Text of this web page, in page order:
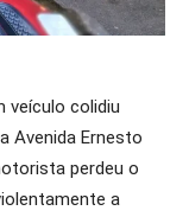
veículo colidiu
Avenida Ernesto
perdeu o
a